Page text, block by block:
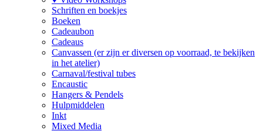
Schriften en boekjes
Boeken
Cadeaubon
Cadeaus
Canvassen (er zijn er diversen op voorraad, te bekijken
in het atelier)
Carnaval/festival tubes
Encaustic
Hangers & Pendels
Hulpmiddelen
Inkt
Mixed Media